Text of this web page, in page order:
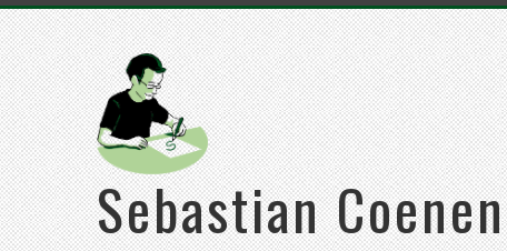
Sebastian Coenen